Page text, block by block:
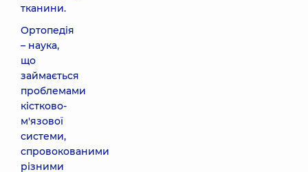
тканини.
Ортопедія
– наука,
що
займається
проблемами
кістково-
м'язової
системи,
спровокованими
різними